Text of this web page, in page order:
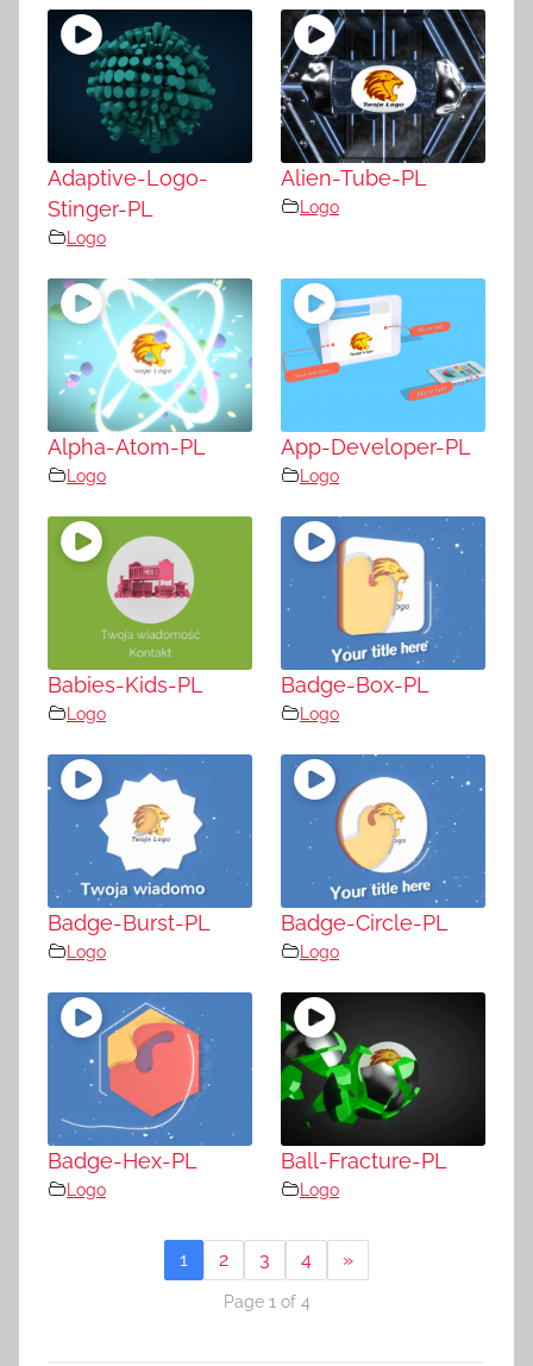
Adaptive-Logo-
Stinger-PL
Logo
Alien-Tube-PL
Logo
Alpha-Atom-PL
Logo
App-Developer-PL
Logo
Babies-Kids-PL
Logo
Badge-Box-PL
Logo
Badge-Burst-PL
Logo
Badge-Circle-PL
Logo
Badge-Hex-PL
Logo
Ball-Fracture-PL
Logo
1 2 3 4 »
Page 1 of 4